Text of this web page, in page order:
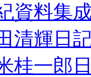
資料集
清輝日
桂一郎